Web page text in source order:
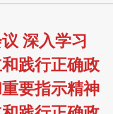
深入学习
践行正确政
要指示精神